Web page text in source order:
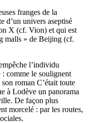
franges de la
d’un univers aseptisé
X (cf. Vion) et qui est
malls » de Beijing (cf.
l’individu
: comme le soulignent
roman C’était toute
à Lodève un panorama
De façon plus
morcelé : par les routes,